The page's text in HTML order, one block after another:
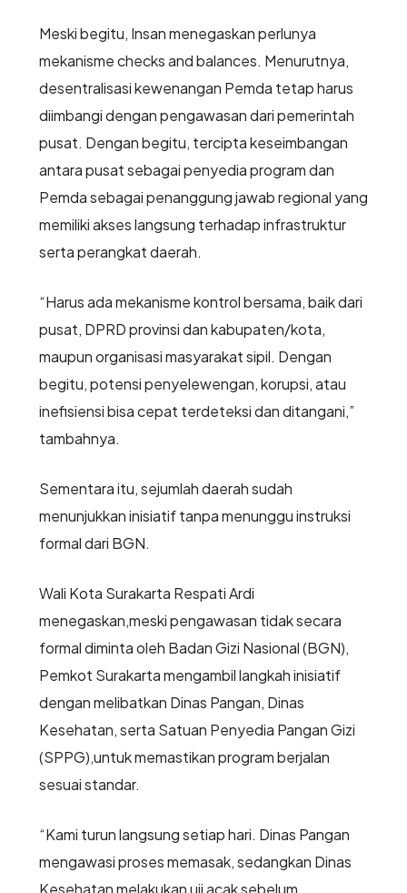
Meski begitu, Insan menegaskan perlunya
mekanisme checks and balances. Menurutnya,
desentralisasi kewenangan Pemda tetap harus
diimbangi dengan pengawasan dari pemerintah
pusat. Dengan begitu, tercipta keseimbangan
antara pusat sebagai penyedia program dan
Pemda sebagai penanggung jawab regional yang
memiliki akses langsung terhadap infrastruktur
serta perangkat daerah.
“Harus ada mekanisme kontrol bersama, baik dari
pusat, DPRD provinsi dan kabupaten/kota,
maupun organisasi masyarakat sipil. Dengan
begitu, potensi penyelewengan, korupsi, atau
inefisiensi bisa cepat terdeteksi dan ditangani,”
tambahnya.
Sementara itu, sejumlah daerah sudah
menunjukkan inisiatif tanpa menunggu instruksi
formal dari BGN.
Wali Kota Surakarta Respati Ardi
menegaskan,meski pengawasan tidak secara
formal diminta oleh Badan Gizi Nasional (BGN),
Pemkot Surakarta mengambil langkah inisiatif
dengan melibatkan Dinas Pangan, Dinas
Kesehatan, serta Satuan Penyedia Pangan Gizi
(SPPG),untuk memastikan program berjalan
sesuai standar.
“Kami turun langsung setiap hari. Dinas Pangan
mengawasi proses memasak, sedangkan Dinas
Kesehatan melakukan uji acak sebelum